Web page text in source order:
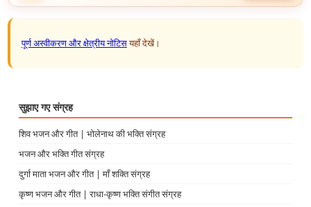
पूर्ण अस्वीकरण और क्षेत्रीय नोटिसयहाँ देखें।
सुझाए गए संग्रह
शिव भजन और गीत | भोलेनाथ की भक्ति संग्रह
भजन और भक्ति गीत संग्रह
दुर्गा माता भजन और गीत | माँ शक्ति संग्रह
कृष्ण भजन और गीत | राधा-कृष्ण भक्ति संगीत संग्रह